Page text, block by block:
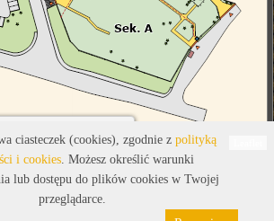
ciasteczek (cookies), zgodnie z polityką
i cookies. Możesz określić warunki
lub dostępu do plików cookies w Twojej
przeglądarce.